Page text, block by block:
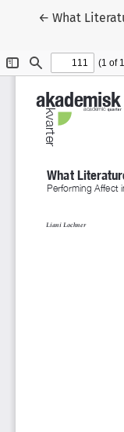
← Tilbage til
What